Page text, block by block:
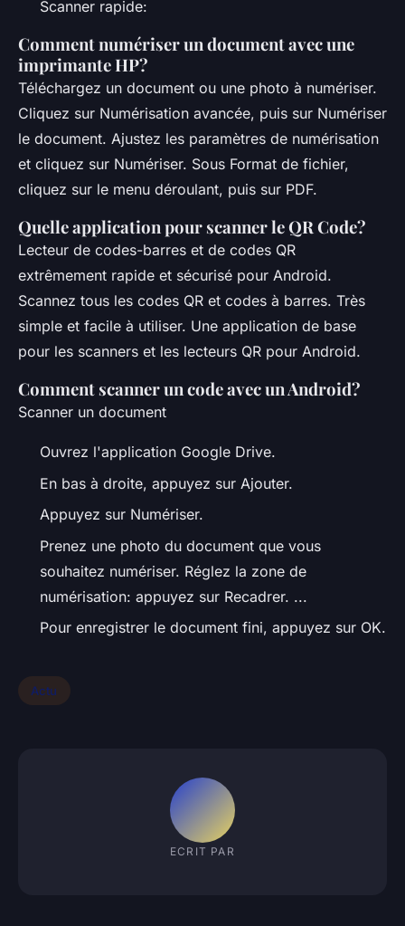
Scanner rapide:
Comment numériser un document avec une
imprimante HP?
Téléchargez un document ou une photo à numériser.
Cliquez sur Numérisation avancée, puis sur Numériser
le document. Ajustez les paramètres de numérisation
et cliquez sur Numériser. Sous Format de fichier,
cliquez sur le menu déroulant, puis sur PDF.
Quelle application pour scanner le QR Code?
Lecteur de codes-barres et de codes QR
extrêmement rapide et sécurisé pour Android.
Scannez tous les codes QR et codes à barres. Très
simple et facile à utiliser. Une application de base
pour les scanners et les lecteurs QR pour Android.
Comment scanner un code avec un Android?
Scanner un document
Ouvrez l'application Google Drive.
En bas à droite, appuyez sur Ajouter.
Appuyez sur Numériser.
Prenez une photo du document que vous
souhaitez numériser. Réglez la zone de
numérisation: appuyez sur Recadrer. ...
Pour enregistrer le document fini, appuyez sur OK.
Actu
ECRIT PAR